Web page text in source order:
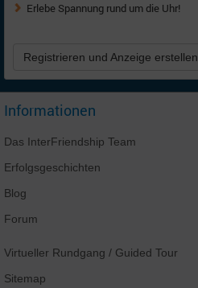
Erlebe Spannung rund um die Uhr!
Registrieren und Anzeige erstellen
Informationen
Das InterFriendship Team
Erfolgsgeschichten
Blog
Forum
Virtueller Rundgang / Guided Tour
Sitemap